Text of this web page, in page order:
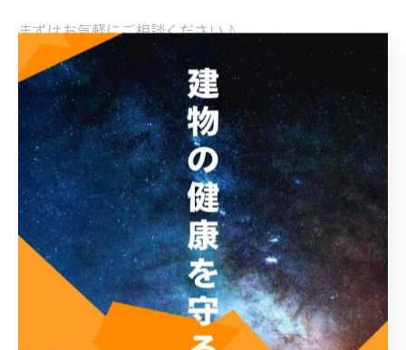
まずはお気軽にご相談ください♪
✉️LINE公式アカウント からもご相談いただけます♪
弊社は、戸建て・マンション・工場などあらゆる建物の
補修・シーリング・塗装・防水・板金工事を行っている
専門業者です
大阪市のマンション大規模修繕工事・外壁屋根塗装・防
水・板金のことなら
星功株式会社へご相談ください
https://www.seikou-osaka.jp/